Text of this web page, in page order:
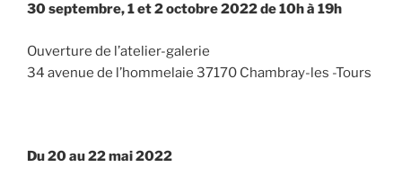
30 septembre, 1 et 2 octobre 2022 de 10h à 19h
Ouverture de l’atelier-galerie
34 avenue de l’hommelaie 37170 Chambray-les -Tours
Du 20 au 22 mai 2022